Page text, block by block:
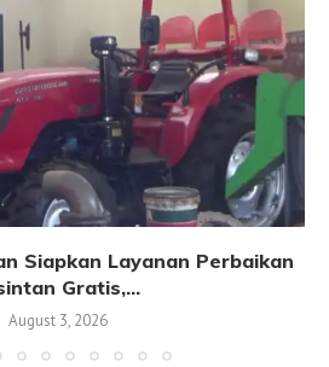
Siapkan Layanan Perbaikan
Gratis,...
August 3, 2026